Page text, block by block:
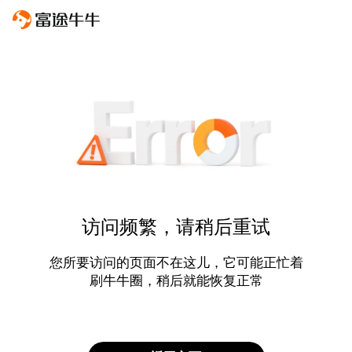
访问频繁，请稍后重试
您所要访问的页面不在这儿，它可能正忙着
刷牛牛圈，稍后就能恢复正常